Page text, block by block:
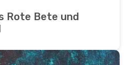
Rote Bete und